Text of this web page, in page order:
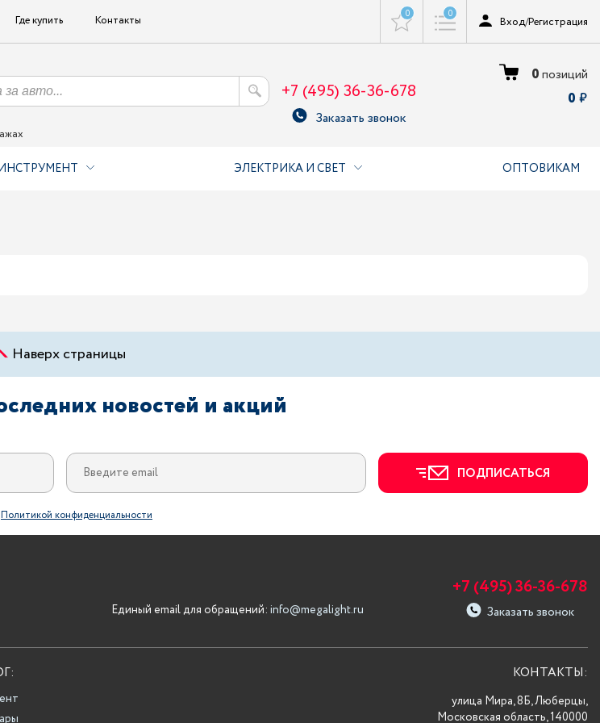
Где купить Контакты 0 0
Вход/Регистрация
+7 (495) 36-36-678
Заказать звонок
0позиций
0
ЭЛЕКТРИКА И СВЕТ ОПТОВИКАМ
Наверх страницы
новостей и акций
ПОДПИСАТЬСЯ
Политикой конфиденциальности
Единый email для обращений: info@megalight.ru
+7 (495) 36-36-678
Заказать звонок
КОНТАКТЫ:
улица Мира, 8Б, Люберцы,
Московская область, 140000